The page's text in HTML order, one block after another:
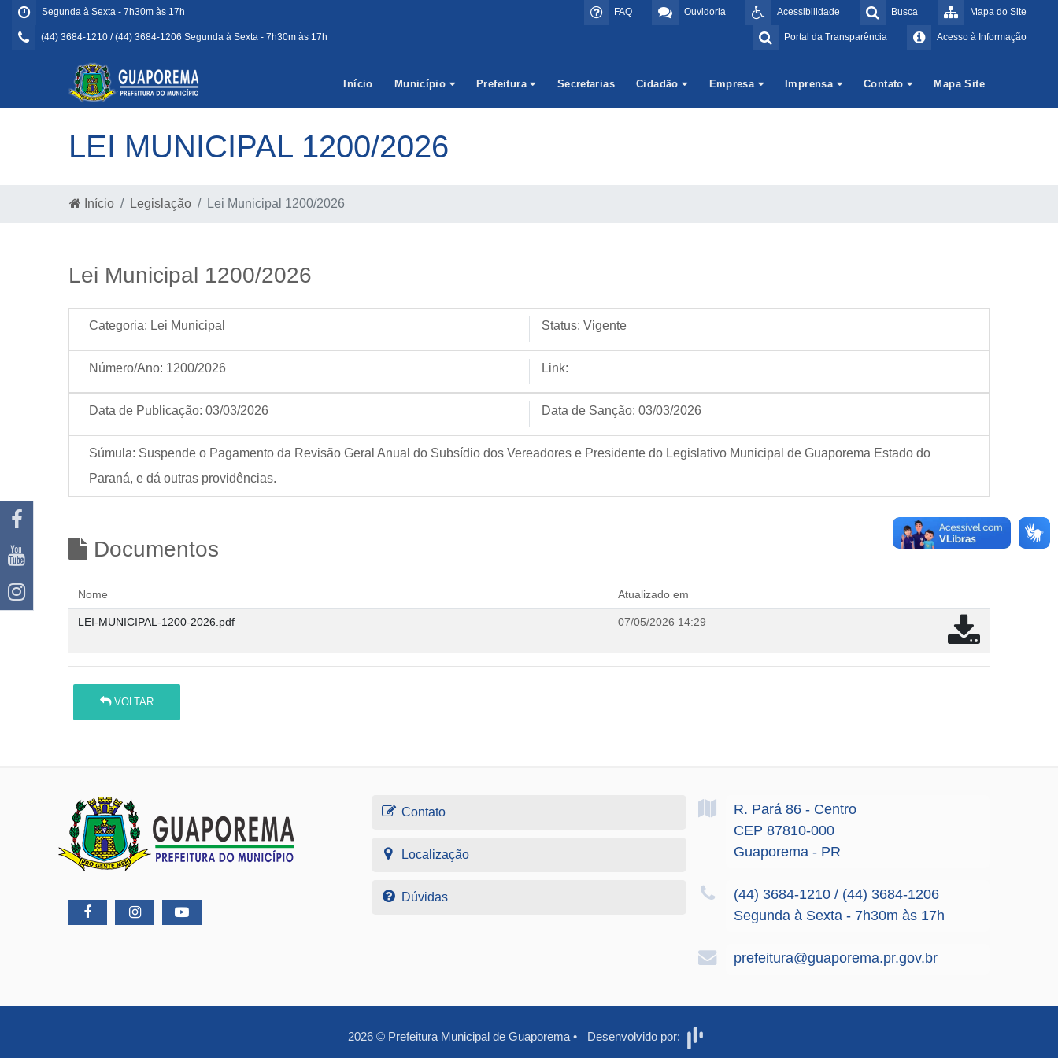
Segunda à Sexta - 7h30m às 17h
(44) 3684-1210 / (44) 3684-1206 Segunda à Sexta - 7h30m às 17h
Mapa do Site
Busca
Acessibilidade
Ouvidoria
FAQ
Acesso à Informação
Portal da Transparência
Início Município Prefeitura Secretarias Cidadão Empresa Imprensa Contato Mapa Site
LEI MUNICIPAL 1200/2026
Início Legislação Lei Municipal 1200/2026
Lei Municipal 1200/2026
Categoria: Lei Municipal Status: Vigente
Número/Ano: 1200/2026 Link:
Data de Publicação: 03/03/2026 Data de Sanção: 03/03/2026
Súmula: Suspende o Pagamento da Revisão Geral Anual do Subsídio dos Vereadores e Presidente do Legislativo Municipal de Guaporema Estado do
Paraná, e dá outras providências.
Documentos
Nome Atualizado em
LEI-MUNICIPAL-1200-2026.pdf 07/05/2026 14:29
VOLTAR
Contato
Localização
Dúvidas
R. Pará 86 - Centro
CEP 87810-000
Guaporema - PR
(44) 3684-1210 / (44) 3684-1206
Segunda à Sexta - 7h30m às 17h
prefeitura@guaporema.pr.gov.br
2026 © Prefeitura Municipal de Guaporema • Desenvolvido por: